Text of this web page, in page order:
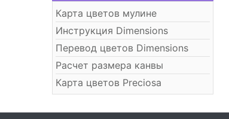
Карта цветов мулине
Инструкция Dimensions
Перевод цветов Dimensions
Расчет размера канвы
Карта цветов Preciosa